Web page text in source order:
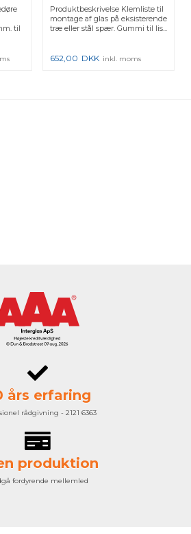
til
Produktbeskrivelse Klemliste til
montage af glas på eksisterende
træ eller stål spær. Gummi til lis...
652,00 DKK inkl. moms
års erfaring
rådgivning - 2121 6363
produktion
fordyrende mellemled